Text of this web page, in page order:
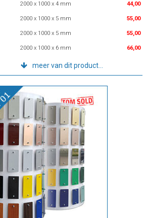
2000 x 1000 x 4 mm 44,00
2000 x 1000 x 5 mm 55,00
2000 x 1000 x 5 mm 55,00
2000 x 1000 x 6 mm 66,00
meer van dit product...